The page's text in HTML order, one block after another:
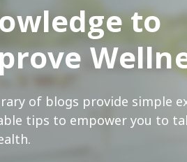
to
of blogs provide simple
tips to empower you to